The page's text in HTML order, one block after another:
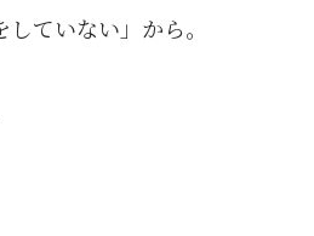
していない」から。